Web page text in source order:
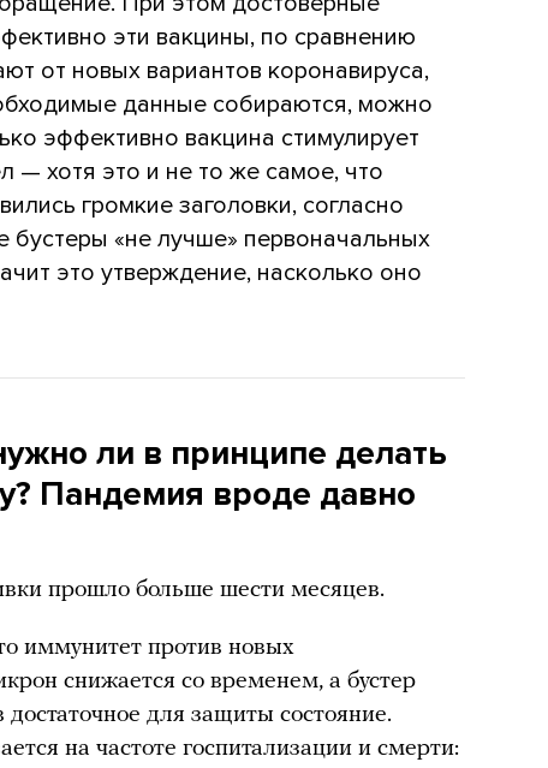
эти вакцины, по сравнению
от новых вариантов коронавируса,
данные собираются, можно
эффективно вакцина стимулирует
— хотя это и не то же самое, что
громкие заголовки, согласно
«не лучше» первоначальных
это утверждение, насколько оно
ли в принципе делать
Пандемия вроде давно
прошло больше шести месяцев.
иммунитет против новых
снижается со временем, а бустер
достаточное для защиты состояние.
на частоте госпитализации и смерти: